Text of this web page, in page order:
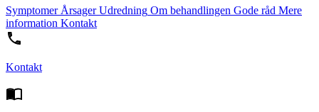
SymptomerÅrsagerUdredning Om behandlingen Gode råd Mere
information Kontakt
Kontakt